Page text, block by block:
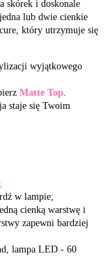
skórek i doskonale
lub dwie cienkie
który utrzymuje się
wyjątkowego
Matte Top
staje się Twoim
;
w lampie;
cienką warstwę i
zapewni bardziej
lampa LED - 60